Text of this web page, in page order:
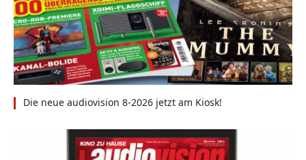
Die neue audiovision 8-2026 jetzt am Kiosk!